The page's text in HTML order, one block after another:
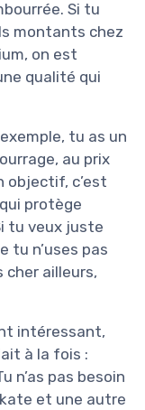
Si tu
montants chez
on est
qualité qui
tu as un
au prix
objectif, c’est
protège
tu veux juste
tu n’uses pas
cher ailleurs,
intéressant,
à la fois :
n’as pas besoin
et une autre